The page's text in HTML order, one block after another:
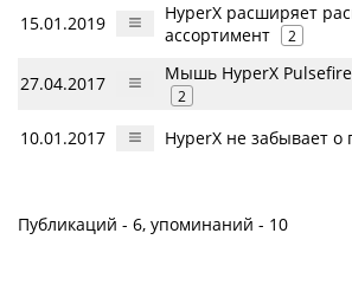
15.01.2019
HyperX расширяет
ассортимент
2
27.04.2017 Мышь HyperX Pulsefire
2
10.01.2017 HyperX не забывает о
Публикаций - 6, упоминаний - 10